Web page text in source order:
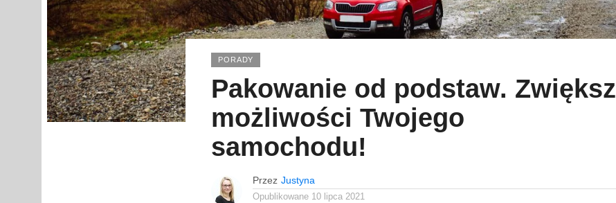
PORADY
Pakowanie od podstaw. Zwiększ
możliwości Twojego
samochodu!
Przez Justyna
Opublikowane 10 lipca 2021